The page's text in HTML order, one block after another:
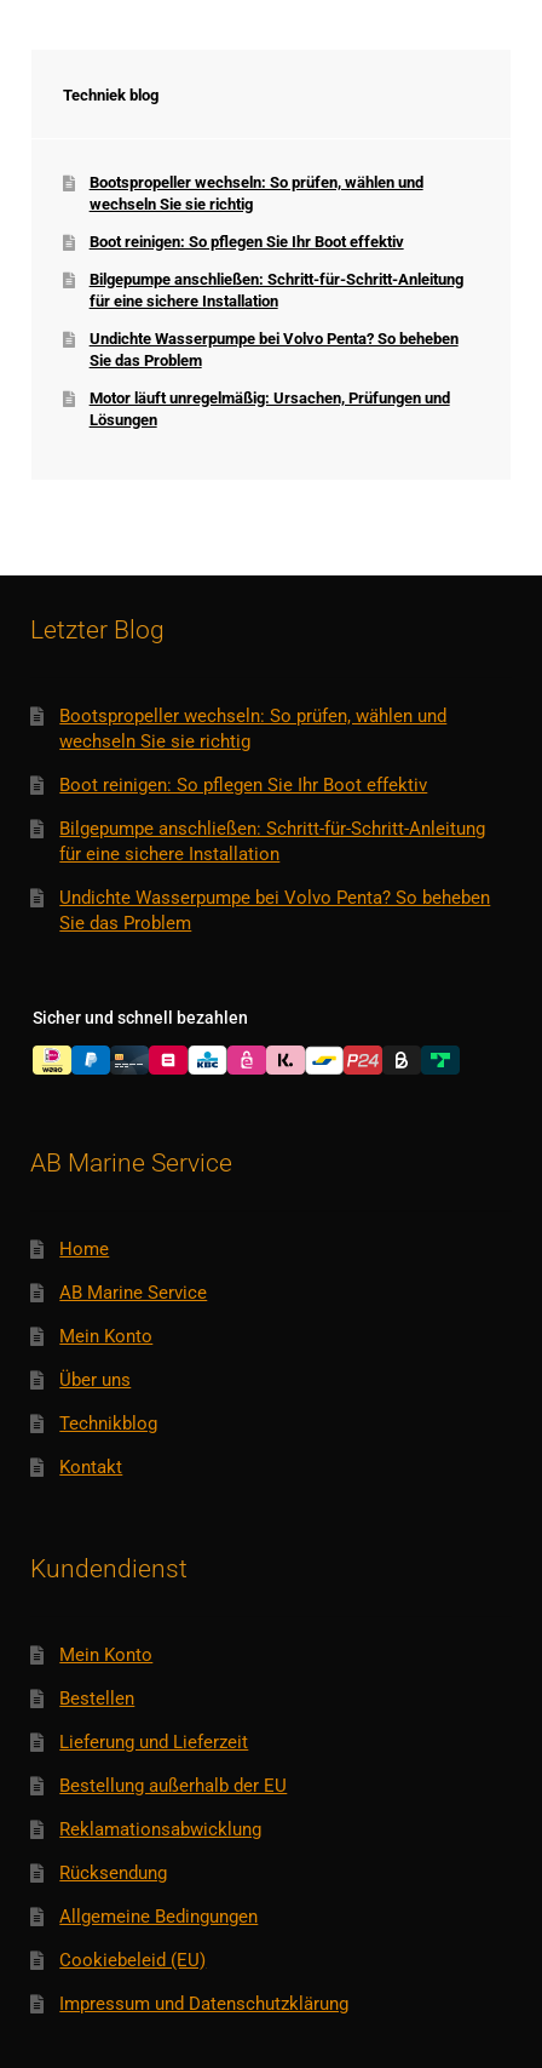
Techniek blog
Bootspropeller wechseln: So prüfen, wählen und
wechseln Sie sie richtig
Boot reinigen: So pflegen Sie Ihr Boot effektiv
Bilgepumpe anschließen: Schritt-für-Schritt-Anleitung
für eine sichere Installation
Undichte Wasserpumpe bei Volvo Penta? So beheben
Sie das Problem
Motor läuft unregelmäßig: Ursachen, Prüfungen und
Lösungen
Letzter Blog
Bootspropeller wechseln: So prüfen, wählen und
wechseln Sie sie richtig
Boot reinigen: So pflegen Sie Ihr Boot effektiv
Bilgepumpe anschließen: Schritt-für-Schritt-Anleitung
für eine sichere Installation
Undichte Wasserpumpe bei Volvo Penta? So beheben
Sie das Problem
Sicher und schnell bezahlen
AB Marine Service
Home
AB Marine Service
Mein Konto
Über uns
Technikblog
Kontakt
Kundendienst
Mein Konto
Bestellen
Lieferung und Lieferzeit
Bestellung außerhalb der EU
Reklamationsabwicklung
Rücksendung
Allgemeine Bedingungen
Cookiebeleid (EU)
Impressum und Datenschutzklärung